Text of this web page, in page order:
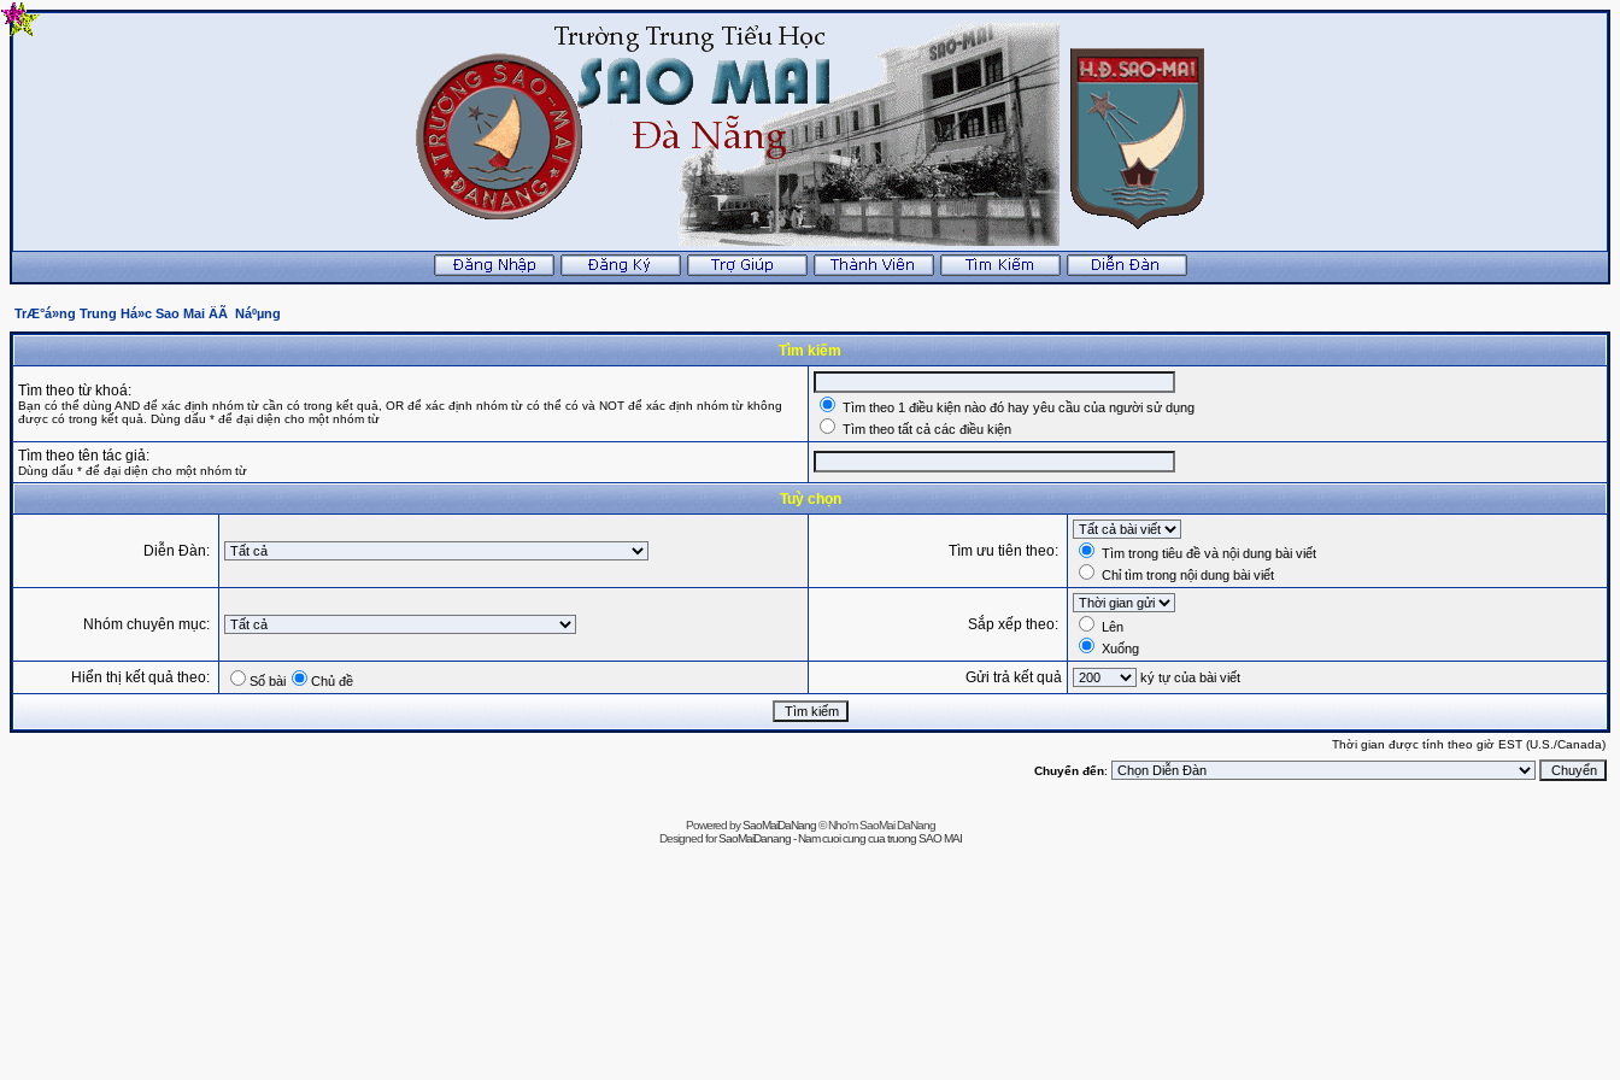
TrÆ°á»ng Trung Há»c Sao Mai ÄÃ Náºµng
Tìm kiếm
Tìm theo từ khoá:
Bạn có thể dùng AND để xác định nhóm từ cần có trong kết quả, OR để xác định nhóm từ có thể có và NOT để xác định nhóm từ không
được có trong kết quả. Dùng dấu * để đại diện cho một nhóm từ
Tìm theo 1 điều kiện nào đó hay yêu cầu của người sử dụng
Tìm theo tất cả các điều kiện
Tìm theo tên tác giả:
Dùng dấu * để đại diện cho một nhóm từ
Tuỳ chọn
Diễn Đàn: Tìm ưu tiên theo:
Tìm trong tiêu đề và nội dung bài viết
Chỉ tìm trong nội dung bài viết
Nhóm chuyên mục: Sắp xếp theo:
Lên
Xuống
Hiển thị kết quả theo: Số bài Chủ đề Gửi trả kết quả ký tự của bài viết
Thời gian được tính theo giờ EST (U.S./Canada)
Chuyển đến:
Powered bySaoMaiDaNang© Nho'm SaoMai DaNang
Designed forSaoMaiDanang - Nam cuoi cung cua truong SAO MAI